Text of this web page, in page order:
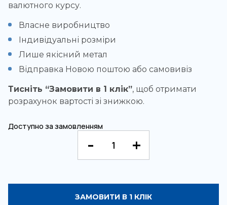
валютного курсу.
Власне виробництво
Індивідуальні розміри
Лише якісний метал
Відправка Новою поштою або самовивіз
Тисніть “Замовити в 1 клік”, щоб отримати
розрахунок вартості зі знижкою.
Доступно за замовленням
ЗАМОВИТИ В 1 КЛІК